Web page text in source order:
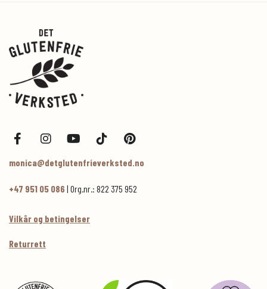
monica@detglutenfrieverksted.no
+47 951 05 086 | Org.nr.: 822 375 952
Vilkår og betingelser
Returrett